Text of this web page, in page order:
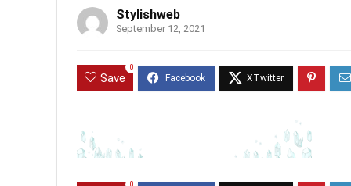
Stylishweb
September 12, 2021
Save
0
0